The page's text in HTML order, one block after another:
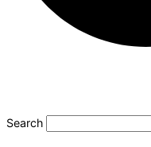
Search